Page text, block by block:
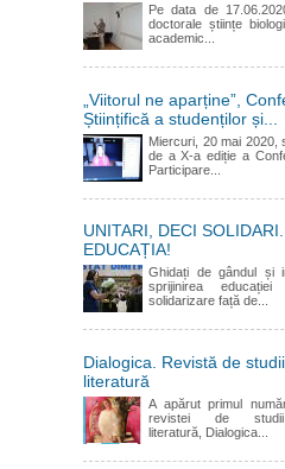
Pe data de
doctorale științe
academic...
„Viitorul ne aparține”,
Științifică a studenților și...
Miercuri, 20 mai 2020,
de a X-a ediție a
Participare...
UNITARI, DECI
EDUCAȚIA!
Ghidați de gândul și
sprijinirea
solidarizare față de...
Dialogica. Revistă de
literatură
A apărut primul
revistei de
literatură, Dialogica...